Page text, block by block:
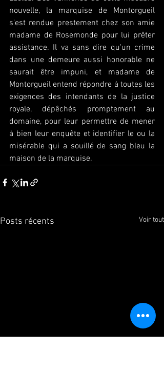
nouvelle, la marquise de Montorgueil
s'est rendue prestement chez son amie
madame de Rosemonde pour lui prêter
assistance. Il va sans dire qu'un crime
dans une demeure aussi honorable ne
saurait être impuni, et madame de
Montorgueil entend répondre à toutes les
exigences des intendants de la justice
royale, dépêchés promptement au
domaine, pour leur permettre de mener
à bien leur enquête et identifier le ou la
misérable qui a souillé de sang bleu la
maison de la marquise.
Posts récents Voir tout